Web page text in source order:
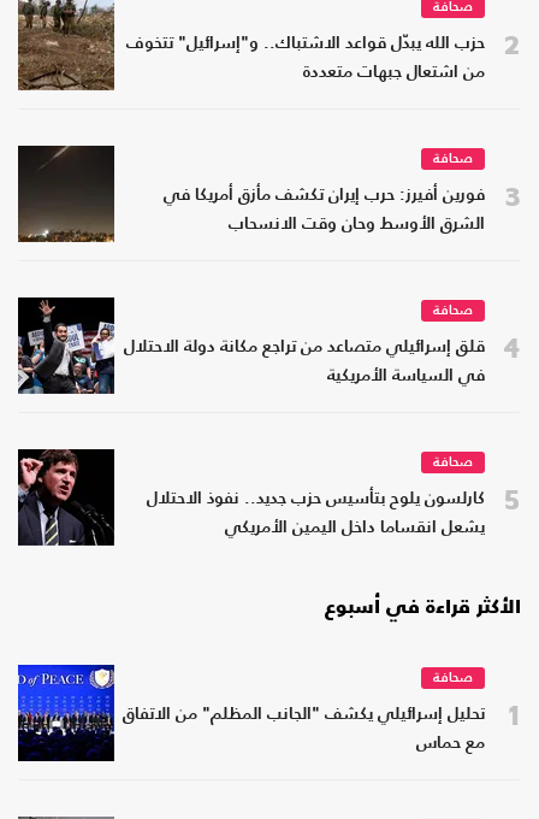
2
صحافة
حزب الله يبدّل قواعد الاشتباك.. و"إسرائيل" تتخوف
من اشتعال جبهات متعددة
3
صحافة
فورين أفيرز: حرب إيران تكشف مأزق أمريكا في
الشرق الأوسط وحان وقت الانسحاب
4
صحافة
قلق إسرائيلي متصاعد من تراجع مكانة دولة الاحتلال
في السياسة الأمريكية
5
صحافة
كارلسون يلوح بتأسيس حزب جديد.. نفوذ الاحتلال
يشعل انقساما داخل اليمين الأمريكي
الأكثر قراءة في أسبوع
1
صحافة
تحليل إسرائيلي يكشف "الجانب المظلم" من الاتفاق
مع حماس